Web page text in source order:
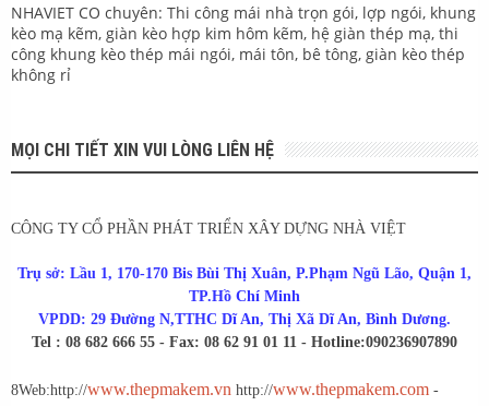
NHAVIET CO chuyên: Thi công mái nhà trọn gói, lợp ngói, khung
kèo mạ kẽm, giàn kèo hợp kim hôm kẽm, hệ giàn thép mạ, thi
công khung kèo thép mái ngói, mái tôn, bê tông, giàn kèo thép
không rỉ
MỌI CHI TIẾT XIN VUI LÒNG LIÊN HỆ
CÔNG TY CỔ PHẦN PHÁT TRIỂN XÂY DỰNG NHÀ VIỆT
Trụ sở: Lầu 1, 170-170 Bis Bùi Thị Xuân, P.Phạm Ngũ Lão, Quận 1,
TP.Hồ Chí Minh
VPDD: 29 Đường N,TTHC Dĩ An, Thị Xã Dĩ An, Bình Dương.
Tel : 08 682 666 55 - Fax: 08 62 91 01 11 - Hotline:090236907890
8Web:http://www.thepmakem.vn http://www.thepmakem.com -